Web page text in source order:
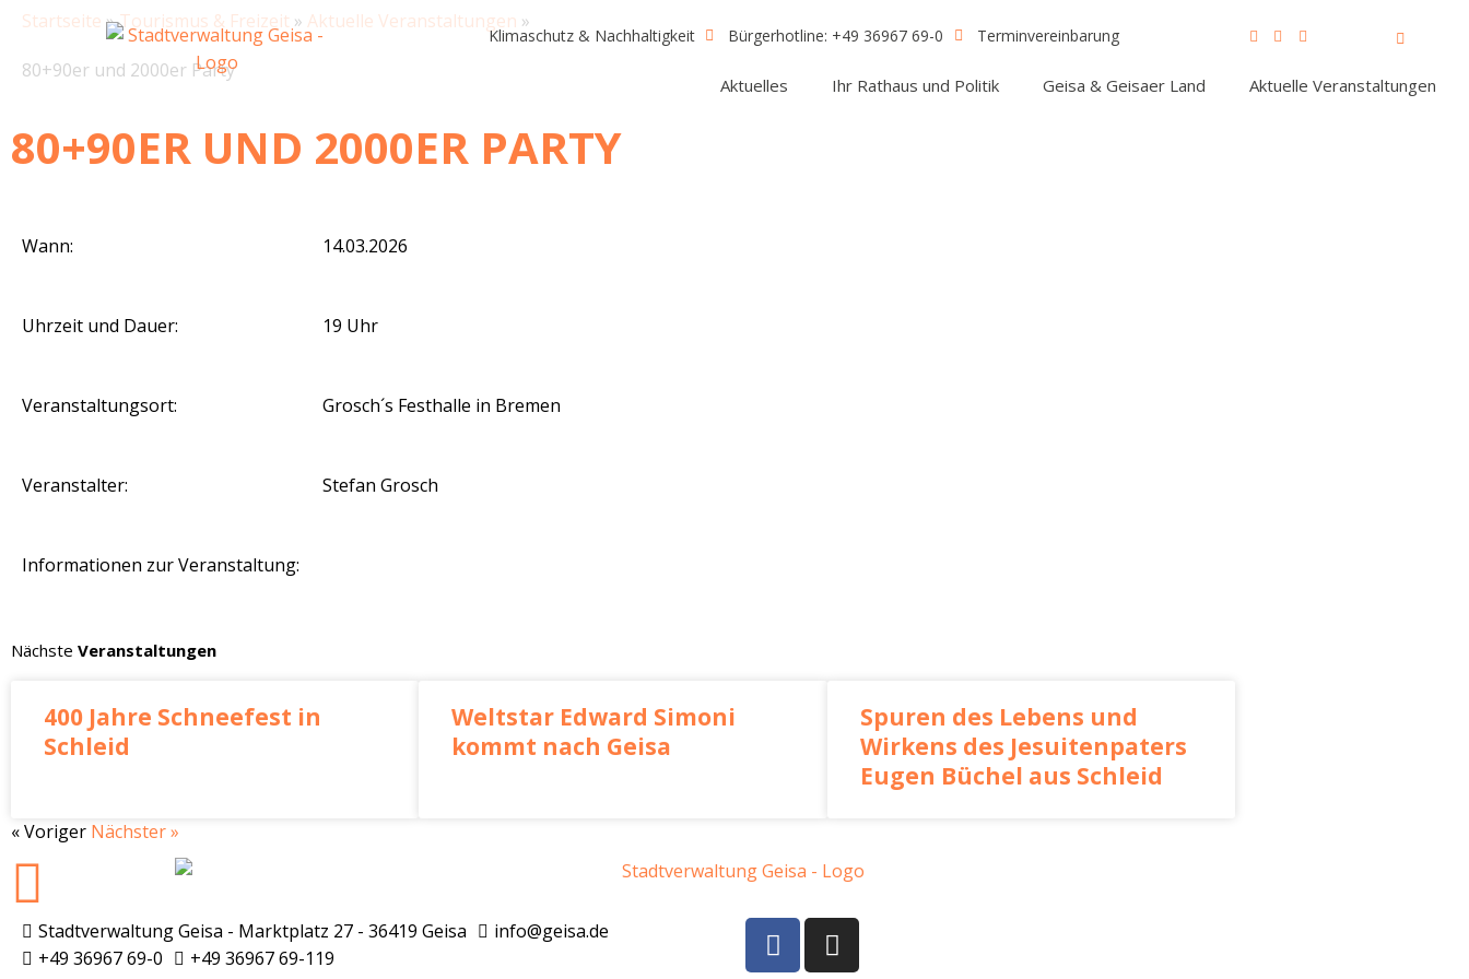
Zum
springen
Klimaschutz & Nachhaltigkeit Bürgerhotline: +49 36967 69-0 Terminvereinbarung
Aktuelles Ihr Rathaus und Politik Geisa & Geisaer Land Aktuelle Veranstaltungen
Startseite »Tourismus & Freizeit » Aktuelle Veranstaltungen »
80+90er und 2000er Party
80+90ER UND 2000ER PARTY
Wann: 14.03.2026
Uhrzeit und Dauer: 19 Uhr
Veranstaltungsort: Grosch´s Festhalle in Bremen
Veranstalter: Stefan Grosch
Informationen zur Veranstaltung:
Nächste Veranstaltungen
400 Jahre Schneefest in
Schleid
Weltstar Edward Simoni
kommt nach Geisa
Spuren des Lebens und
Wirkens des Jesuitenpaters
Eugen Büchel aus Schleid
« Voriger Nächster »
Stadtverwaltung Geisa - Marktplatz 27 - 36419 Geisa
info@geisa.de
+49 36967 69-0
+49 36967 69-119
F
a
I
n